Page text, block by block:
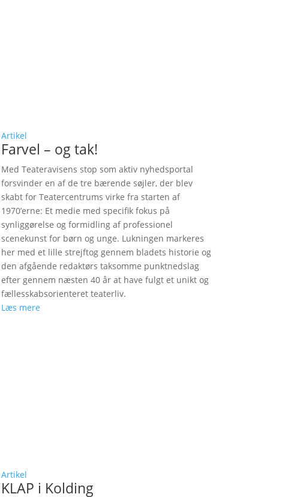
Artikel
Farvel – og tak!
Med Teateravisens stop som aktiv nyhedsportal
forsvinder en af de tre bærende søjler, der blev
skabt for Teatercentrums virke fra starten af
1970’erne: Et medie med specifik fokus på
synliggørelse og formidling af professionel
scenekunst for børn og unge. Lukningen markeres
her med et lille strejftog gennem bladets historie og
den afgående redaktørs taksomme punktnedslag
efter gennem næsten 40 år at have fulgt et unikt og
fællesskabsorienteret teaterliv.
Læs mere
Artikel
KLAP i Kolding